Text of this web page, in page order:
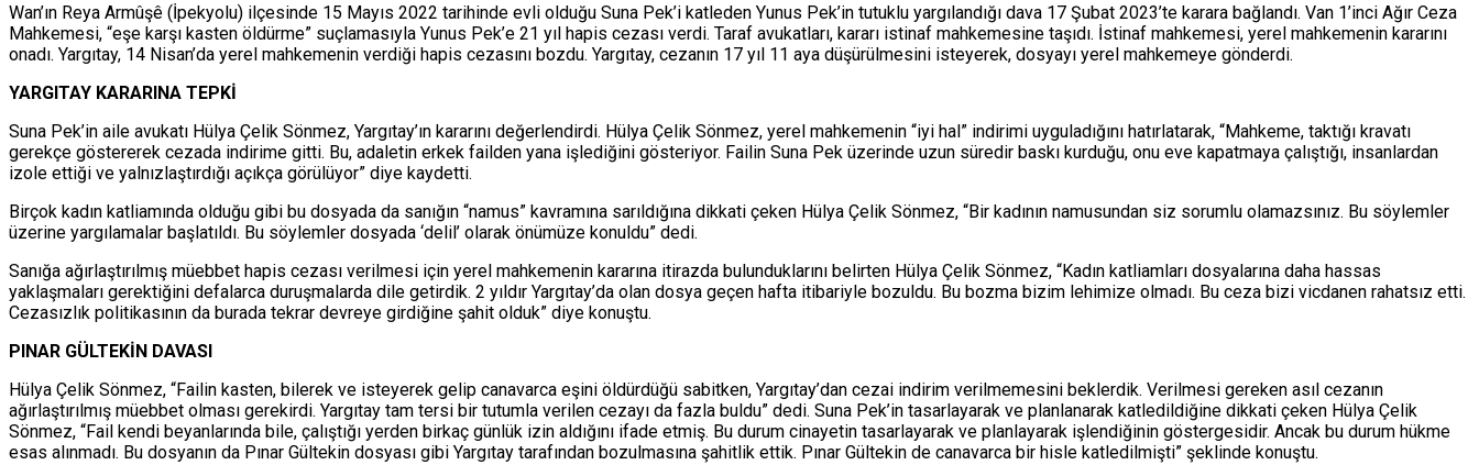
Wan’ın Reya Armûşê (İpekyolu) ilçesinde 15 Mayıs 2022 tarihinde evli olduğu Suna Pek’i katleden Yunus Pek’in tutuklu yargılandığı dava 17 Şubat 2023’te karara bağlandı. Van 1’inci Ağır Ceza
Mahkemesi, “eşe karşı kasten öldürme” suçlamasıyla Yunus Pek’e 21 yıl hapis cezası verdi. Taraf avukatları, kararı istinaf mahkemesine taşıdı. İstinaf mahkemesi, yerel mahkemenin kararını
onadı. Yargıtay, 14 Nisan’da yerel mahkemenin verdiği hapis cezasını bozdu. Yargıtay, cezanın 17 yıl 11 aya düşürülmesini isteyerek, dosyayı yerel mahkemeye gönderdi.
YARGITAY KARARINA TEPKİ
Suna Pek’in aile avukatı Hülya Çelik Sönmez, Yargıtay’ın kararını değerlendirdi. Hülya Çelik Sönmez, yerel mahkemenin “iyi hal” indirimi uyguladığını hatırlatarak, “Mahkeme, taktığı kravatı
gerekçe göstererek cezada indirime gitti. Bu, adaletin erkek failden yana işlediğini gösteriyor. Failin Suna Pek üzerinde uzun süredir baskı kurduğu, onu eve kapatmaya çalıştığı, insanlardan
izole ettiği ve yalnızlaştırdığı açıkça görülüyor” diye kaydetti.
Birçok kadın katliamında olduğu gibi bu dosyada da sanığın “namus” kavramına sarıldığına dikkati çeken Hülya Çelik Sönmez, “Bir kadının namusundan siz sorumlu olamazsınız. Bu söylemler
üzerine yargılamalar başlatıldı. Bu söylemler dosyada ‘delil’ olarak önümüze konuldu” dedi.
Sanığa ağırlaştırılmış müebbet hapis cezası verilmesi için yerel mahkemenin kararına itirazda bulunduklarını belirten Hülya Çelik Sönmez, “Kadın katliamları dosyalarına daha hassas
yaklaşmaları gerektiğini defalarca duruşmalarda dile getirdik. 2 yıldır Yargıtay’da olan dosya geçen hafta itibariyle bozuldu. Bu bozma bizim lehimize olmadı. Bu ceza bizi vicdanen rahatsız etti.
Cezasızlık politikasının da burada tekrar devreye girdiğine şahit olduk” diye konuştu.
PINAR GÜLTEKİN DAVASI
Hülya Çelik Sönmez, “Failin kasten, bilerek ve isteyerek gelip canavarca eşini öldürdüğü sabitken, Yargıtay’dan cezai indirim verilmemesini beklerdik. Verilmesi gereken asıl cezanın
ağırlaştırılmış müebbet olması gerekirdi. Yargıtay tam tersi bir tutumla verilen cezayı da fazla buldu” dedi. Suna Pek’in tasarlayarak ve planlanarak katledildiğine dikkati çeken Hülya Çelik
Sönmez, “Fail kendi beyanlarında bile, çalıştığı yerden birkaç günlük izin aldığını ifade etmiş. Bu durum cinayetin tasarlayarak ve planlayarak işlendiğinin göstergesidir. Ancak bu durum hükme
esas alınmadı. Bu dosyanın da Pınar Gültekin dosyası gibi Yargıtay tarafından bozulmasına şahitlik ettik. Pınar Gültekin de canavarca bir hisle katledilmişti” şeklinde konuştu.